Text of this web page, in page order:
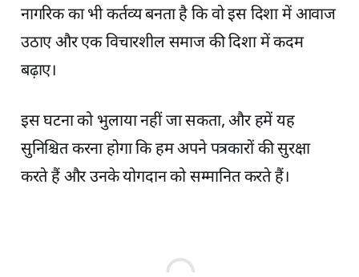
नागरिक का भी कर्तव्य बनता है कि वो इस दिशा में आवाज
उठाए और एक विचारशील समाज की दिशा में कदम
बढ़ाए।
इस घटना को भुलाया नहीं जा सकता, और हमें यह
सुनिश्चित करना होगा कि हम अपने पत्रकारों की सुरक्षा
करते हैं और उनके योगदान को सम्मानित करते हैं।